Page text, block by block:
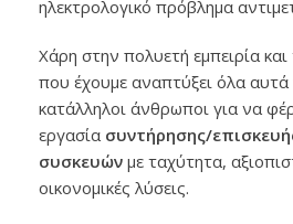
ηλεκτρολογικό πρόβλημα
Χάρη στην πολυετή εμπειρία
που έχουμε αναπτύξει όλα αυτά
κατάλληλοι άνθρωποι για να
εργασία συντήρησης/
συσκευών με ταχύτητα,
οικονομικές λύσεις.